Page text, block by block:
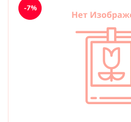
Букеты из роз
-7%